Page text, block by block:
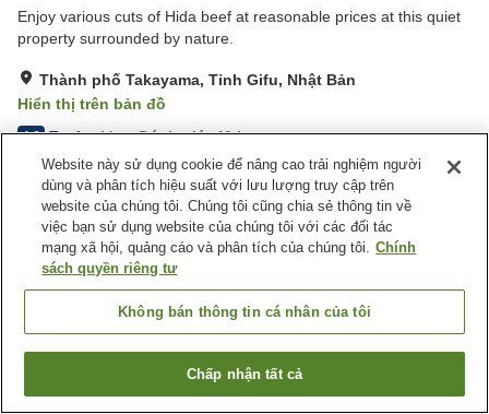
Enjoy various cuts of Hida beef at reasonable prices at this quiet
property surrounded by nature.
Thành phố Takayama, Tỉnh Gifu, Nhật Bản
Hiển thị trên bản đồ
4.6 Tuyệt vời Đánh giá:43lượt
Tiện nghi chỗ nghỉ
Bãi đỗ xe Giao Hàng Tận Nhà
Trang chủ Nhật Bản Tỉnh Gifu
Thành phố Takayama
Tìm phòng trống
Website này sử dụng cookie để nâng cao trải nghiệm người
dùng và phân tích hiệu suất với lưu lượng truy cập trên
website của chúng tôi. Chúng tôi cũng chia sẻ thông tin về
việc bạn sử dụng website của chúng tôi với các đối tác
mạng xã hội, quảng cáo và phân tích của chúng tôi. Chính
sách quyền riêng tư
Không bán thông tin cá nhân của tôi
Chấp nhận tất cả